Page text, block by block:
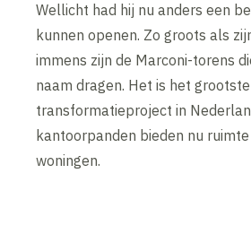
Wellicht had hij nu anders een
kunnen openen. Zo groots als
immens zijn de Marconi-torens
naam dragen. Het is het grootste
transformatieproject in
kantoorpanden bieden nu
woningen.